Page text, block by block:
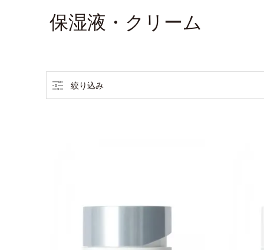
保湿液・クリーム
絞り込み